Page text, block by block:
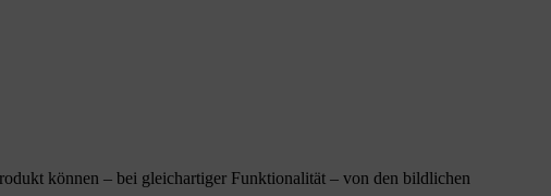
können – bei gleichartiger Funktionalität – von den bildlichen